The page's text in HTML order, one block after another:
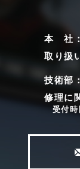
本 社：
取り扱
技術部：
修理に
受付